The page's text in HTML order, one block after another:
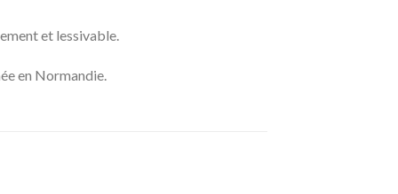
et lessivable.
en Normandie.